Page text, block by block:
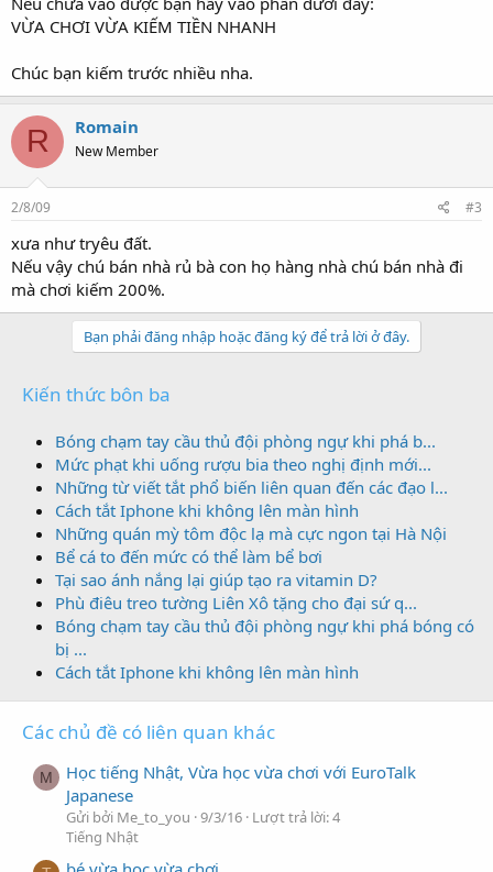
VỪA CHƠI VỪA KIẾM TIỀN NHANH
Chúc bạn kiếm trước nhiều nha.
R Romain
New Member
2/8/09 #3
xưa như tryêu đất.
Nếu vậy chú bán nhà rủ bà con họ hàng nhà chú bán nhà đi
mà chơi kiếm 200%.
Bạn phải đăng nhập hoặc đăng ký để trả lời ở đây.
Kiến thức bôn ba
Bóng chạm tay cầu thủ đội phòng ngự khi phá b...
Mức phạt khi uống rượu bia theo nghị định mới...
Những từ viết tắt phổ biến liên quan đến các đạo l...
Cách tắt Iphone khi không lên màn hình
Những quán mỳ tôm độc lạ mà cực ngon tại Hà Nội
Bể cá to đến mức có thể làm bể bơi
Tại sao ánh nắng lại giúp tạo ra vitamin D?
Phù điêu treo tường Liên Xô tặng cho đại sứ q...
Bóng chạm tay cầu thủ đội phòng ngự khi phá bóng có
bị ...
Cách tắt Iphone khi không lên màn hình
Các chủ đề có liên quan khác
M
Học tiếng Nhật, Vừa học vừa chơi với EuroTalk
Japanese
Gửi bởi Me_to_you 9/3/16 Lượt trả lời: 4
Tiếng Nhật